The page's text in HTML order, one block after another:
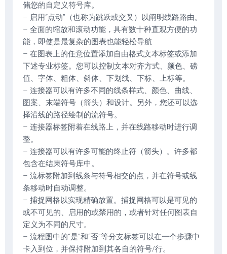
储您的自定义符号库。
– 启用“点动”（也称为跳跃或交叉）以阐明线路路由。
– 全面的缩放和滚动功能，具有数十种直观方便的功
能，即使是最复杂的图表也能轻松导航
– 在图表上的任意位置添加自由格式文本标签或添加
下述专业标签。您可以控制文本对齐方式、颜色、磅
值、字体、粗体、斜体、下划线、下标、上标等。
– 连接器可以有许多不同的线条样式、颜色、曲线、
图案、末端符号（箭头）和设计。另外，您还可以选
择沿线的路径绘制的流符号。
– 连接器标签附着在线路上，并在线路移动时进行调
整。
– 连接器可以有许多可能的终止符（箭头）。许多都
包含在结束符号库中。
– 流标签附加到线条与符号相交的点，并在符号或线
条移动时自动调整。
– 捕捉网格以实现精确放置。捕捉网格可以是可见的
或不可见的、启用的或禁用的，或者针对任何图表自
定义为不同的尺寸。
– 流程图中的“是”和“否”等分支标签可以在一个步骤中
卡入到位，并保持附加到其各自的符号/行。